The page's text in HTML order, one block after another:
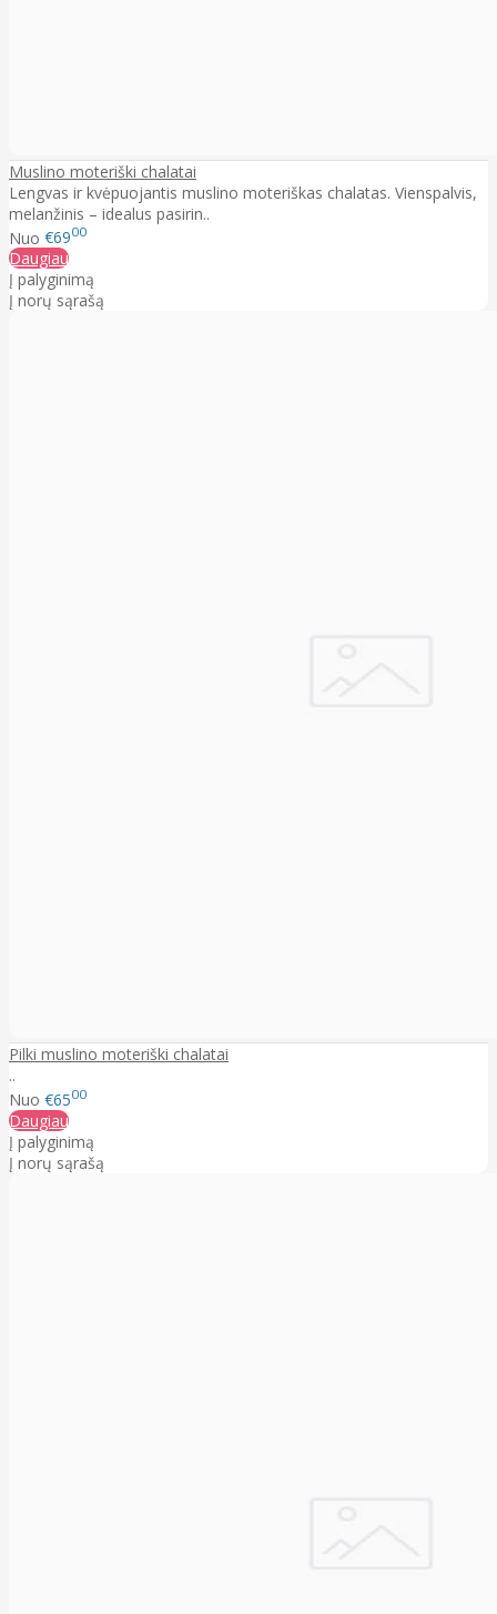
Muslino moteriški chalatai
Lengvas ir kvėpuojantis muslino moteriškas chalatas. Vienspalvis,
melanžinis – idealus pasirin..
Nuo €6900
Daugiau
Į palyginimą
Į norų sąrašą
Pilki muslino moteriški chalatai
..
Nuo €6500
Daugiau
Į palyginimą
Į norų sąrašą